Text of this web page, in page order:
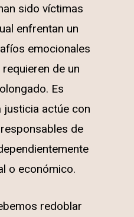
sido víctimas
enfrentan un
emocionales
de un
Es
actúe con
de
o económico.
redoblar